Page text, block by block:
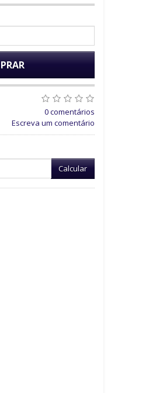
0 comentários
Escreva um comentário
Calcular